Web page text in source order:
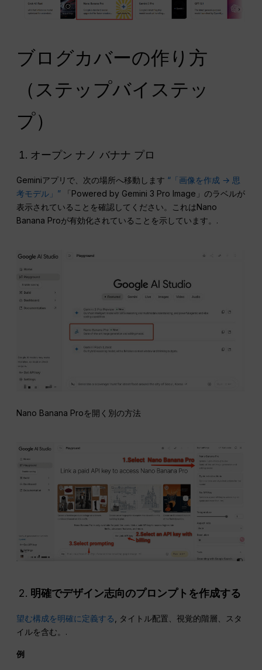
ブログカバーの作り方
（ステップバイステッ
プ）
オープン ナノ バナナ プロ
Geminiアプリで、次の場所へ移動します “「画像を作成 → 思
考モデル」” 「Powered by Gemini 3 Pro Image」のラベルが
表示されていることを確認してください。これはNano
Banana Proが有効化されていることを示しています。.
Nano Banana Proを開く別の方法
明確でデザイン志向のプロンプトを作成する
望む構成を明確に定義する, タイトル配置、視覚的階層、スタ
イルを含む。.
例